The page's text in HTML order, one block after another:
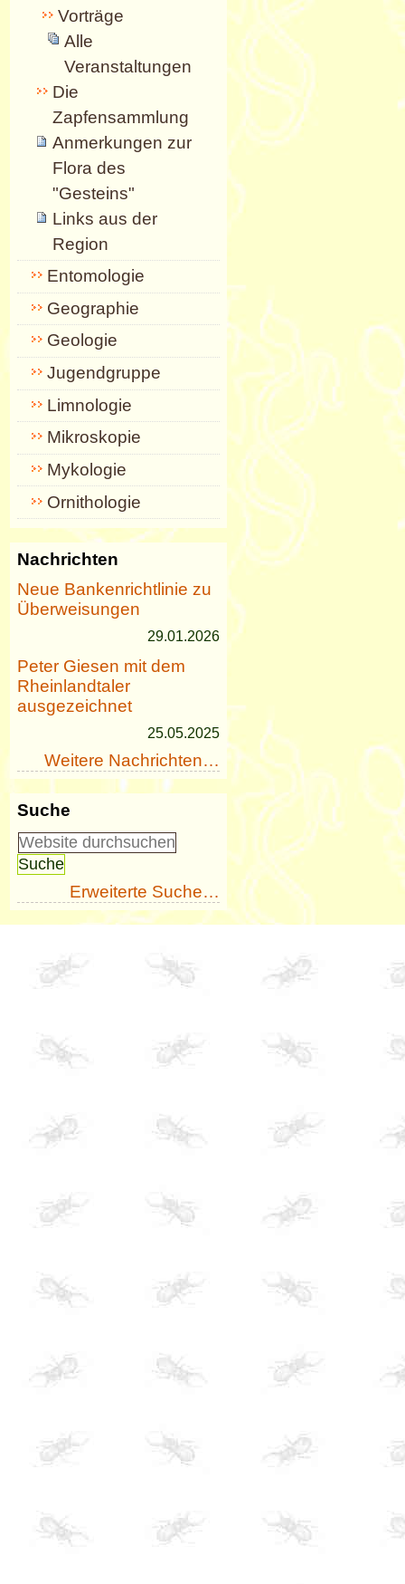
Vorträge
Alle
Veranstaltungen
Die
Zapfensammlung
Anmerkungen zur
Flora des
"Gesteins"
Links aus der
Region
Entomologie
Geographie
Geologie
Jugendgruppe
Limnologie
Mikroskopie
Mykologie
Ornithologie
Nachrichten
Neue Bankenrichtlinie zu
Überweisungen
29.01.2026
Peter Giesen mit dem
Rheinlandtaler
ausgezeichnet
25.05.2025
Weitere Nachrichten…
Suche
Erweiterte Suche…